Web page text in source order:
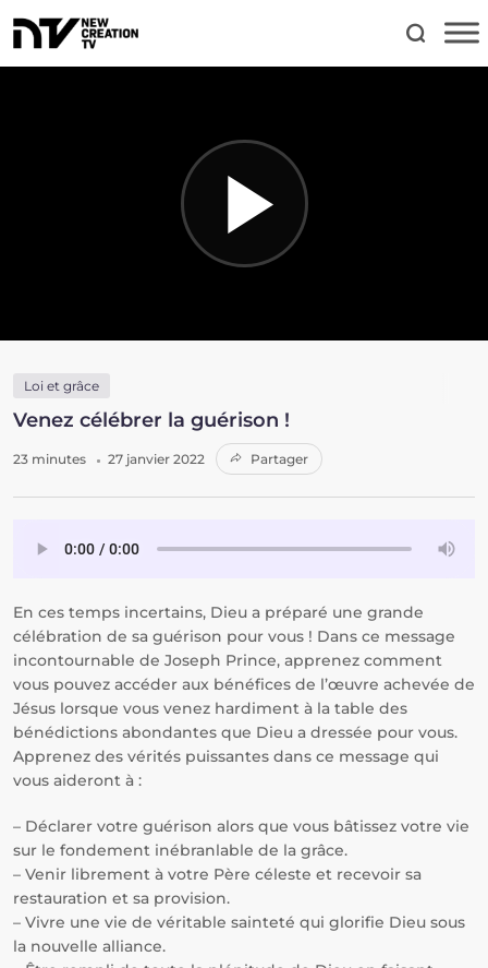
Loi et grâce
Venez célébrer la guérison !
23 minutes 27 janvier 2022 Partager
En ces temps incertains, Dieu a préparé une grande
célébration de sa guérison pour vous ! Dans ce message
incontournable de Joseph Prince, apprenez comment
vous pouvez accéder aux bénéfices de l’œuvre achevée de
Jésus lorsque vous venez hardiment à la table des
bénédictions abondantes que Dieu a dressée pour vous.
Apprenez des vérités puissantes dans ce message qui
vous aideront à :
– Déclarer votre guérison alors que vous bâtissez votre vie
sur le fondement inébranlable de la grâce.
– Venir librement à votre Père céleste et recevoir sa
restauration et sa provision.
– Vivre une vie de véritable sainteté qui glorifie Dieu sous
la nouvelle alliance.